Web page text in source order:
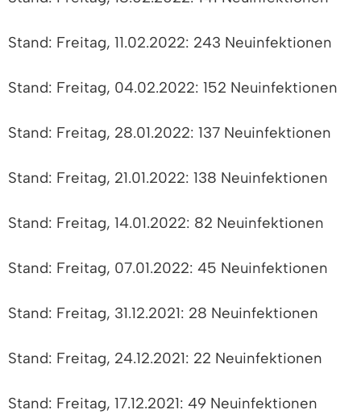
Stand: Freitag, 11.02.2022: 243 Neuinfektionen
Stand: Freitag, 04.02.2022: 152 Neuinfektionen
Stand: Freitag, 28.01.2022: 137 Neuinfektionen
Stand: Freitag, 21.01.2022: 138 Neuinfektionen
Stand: Freitag, 14.01.2022: 82 Neuinfektionen
Stand: Freitag, 07.01.2022: 45 Neuinfektionen
Stand: Freitag, 31.12.2021: 28 Neuinfektionen
Stand: Freitag, 24.12.2021: 22 Neuinfektionen
Stand: Freitag, 17.12.2021: 49 Neuinfektionen